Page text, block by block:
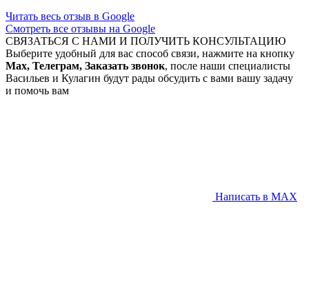
Читать весь отзыв в Google
Смотреть все отзывы на Google
СВЯЗАТЬСЯ С НАМИ И ПОЛУЧИТЬ КОНСУЛЬТАЦИЮ
Выберите удобный для вас способ связи, нажмите на кнопку
Max, Телеграм, Заказать звонок, после наши специалисты
Васильев и Кулагин будут рады обсудить с вами вашу задачу
и помочь вам
Написать в MAX